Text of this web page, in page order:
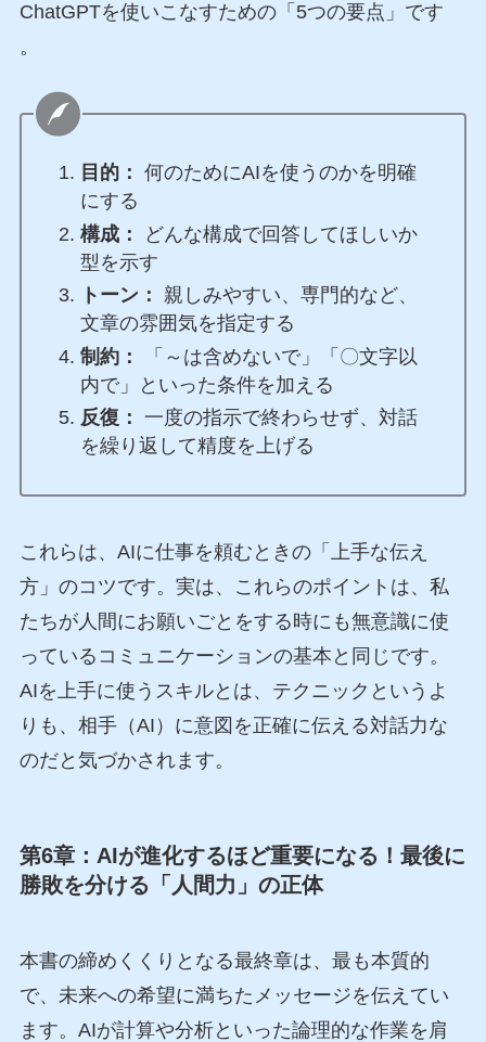
ChatGPTを使いこなすための「5つの要点」です
。
目的： 何のためにAIを使うのかを明確
にする
構成：
どんな構成で回答してほしいか
型を示す
トーン： 親しみやすい、専門的など、
文章の雰囲気を指定する
制約：
「～は含めないで」「〇文字以
内で」といった条件を加える
反復： 一度の指示で終わらせず、対話
を繰り返して精度を上げる
これらは、AIに仕事を頼むときの「上手な伝え
方」のコツです。実は、これらのポイントは、私
たちが人間にお願いごとをする時にも無意識に使
っているコミュニケーションの基本と同じです。
AIを上手に使うスキルとは、テクニックというよ
りも、相手（AI）に意図を正確に伝える対話力な
のだと気づかされます。
第6章：AIが進化するほど重要になる！最後に
勝敗を分ける「人間力」の正体
本書の締めくくりとなる最終章は、最も本質的
で、未来への希望に満ちたメッセージを伝えてい
ます。AIが計算や分析といった論理的な作業を肩